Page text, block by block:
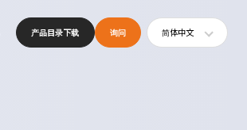
简体中文
产品目录下载 询问